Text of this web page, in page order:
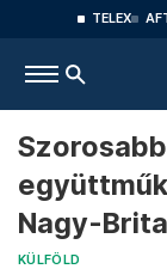
TELEX
Nagy-
KÜLFÖLD